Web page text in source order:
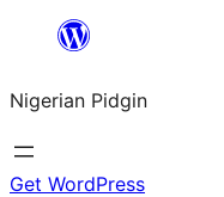
content
Nigerian Pidgin
Get WordPress